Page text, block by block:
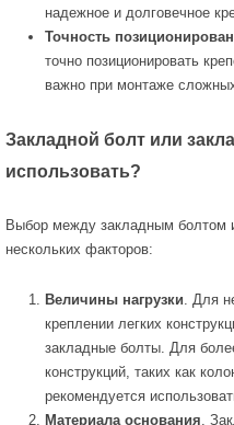
надежное и долговечное
Точность
точно позиционировать
важно при монтаже сложных
Закладной болт или
использовать?
Выбор между закладным болтом
нескольких факторов:
Величины нагрузки . Для
креплении легких
закладные болты. Для
конструкций, таких как
рекомендуется
Материала основания .